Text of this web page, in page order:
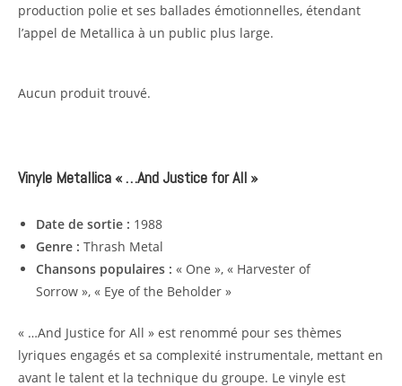
production polie et ses ballades émotionnelles, étendant
l’appel de Metallica à un public plus large.
Aucun produit trouvé.
Vinyle Metallica « …And Justice for All »
Date de sortie : 1988
Genre : Thrash Metal
Chansons populaires : « One », « Harvester of
Sorrow », « Eye of the Beholder »
« …And Justice for All » est renommé pour ses thèmes
lyriques engagés et sa complexité instrumentale, mettant en
avant le talent et la technique du groupe. Le vinyle est